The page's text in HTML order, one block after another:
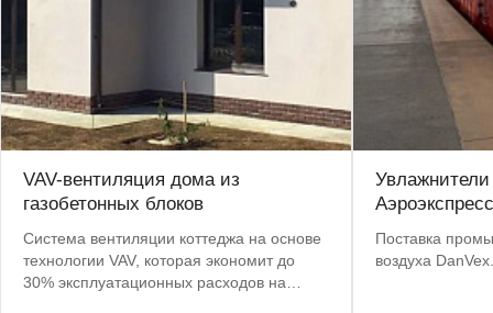
VAV-вентиляция дома из
газобетонных блоков
Система вентиляции коттеджа на основе
технологии VAV, которая экономит до
30% эксплуатационных расходов на
Поставка
воздуха DanVex.